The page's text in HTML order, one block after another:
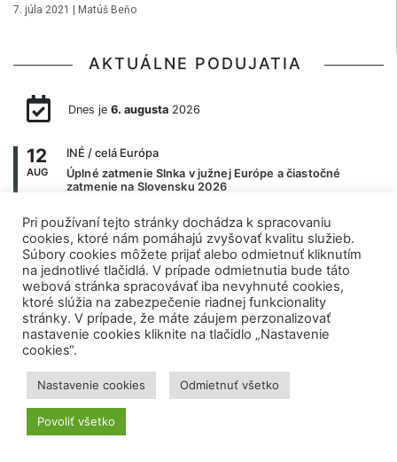
7. júla 2021 Matúš Beňo
AKTUÁLNE PODUJATIA
Dnes je 6. augusta2026
12
AUG
INÉ / celá Európa
Úplné zatmenie Slnka v južnej Európe a čiastočné
zatmenie na Slovensku 2026
12
AUG
INÉ/ celý svet
Úplné zatmenie Slnka 2026 – priamy prenos
12
AUG
PREDNÁŠKA/ Senec
Novinky z CERN-u
12
AUG
INÉ / celý svet
Perzeidy 2026
19
AUG
PREDNÁŠKA/ Senec
Program ARTEMIS
20 PREDNÁŠKA
Pri používaní tejto stránky dochádza k spracovaniu
cookies, ktoré nám pomáhajú zvyšovať kvalitu služieb.
Súbory cookies môžete prijať alebo odmietnuť kliknutím
na jednotlivé tlačidlá. V prípade odmietnutia bude táto
webová stránka spracovávať iba nevyhnuté cookies,
ktoré slúžia na zabezpečenie riadnej funkcionality
stránky. V prípade, že máte záujem perzonalizovať
nastavenie cookies kliknite na tlačidlo „Nastavenie
cookies“.
Nastavenie cookies Odmietnuť všetko
Povoliť všetko